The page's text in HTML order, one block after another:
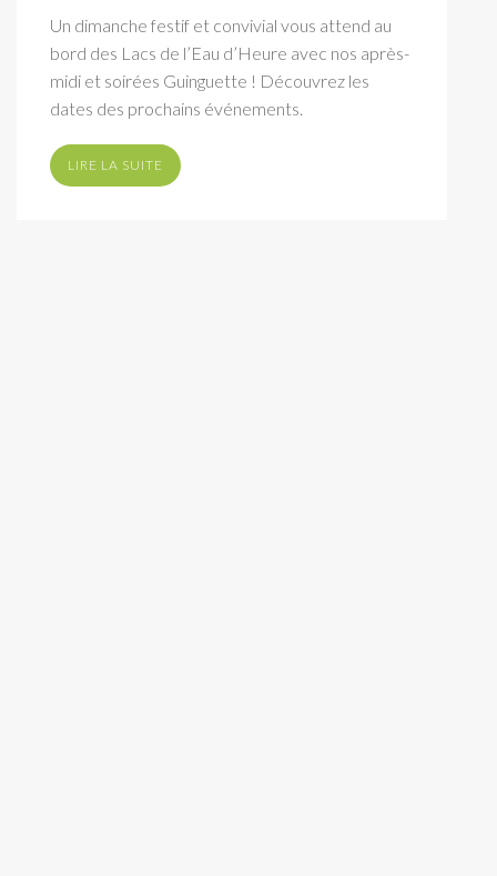
Un dimanche festif et convivial vous attend au
bord des Lacs de l’Eau d’Heure avec nos après-
midi et soirées Guinguette ! Découvrez les
dates des prochains événements.
LIRE LA SUITE